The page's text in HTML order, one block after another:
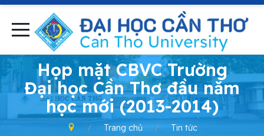
-
Họp mặt CBVC Trường
Đại học Cần Thơ đầu năm
học mới (2013-2014)
Trang chủ Tin tức